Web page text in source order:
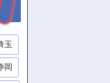
玉
岡